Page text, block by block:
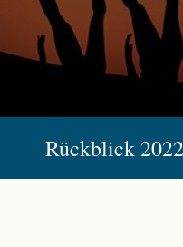
Rückblick 2022